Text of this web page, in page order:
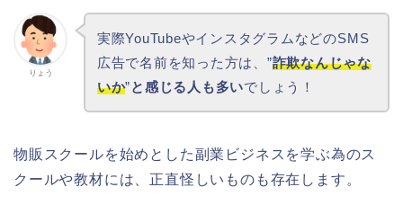
りょう
実際YouTubeやインスタグラムなどのSMS
広告で名前を知った方は、”詐欺なんじゃな
いか”と感じる人も多いでしょう！
物販スクールを始めとした副業ビジネスを学ぶ為のス
クールや教材には、正直怪しいものも存在します。